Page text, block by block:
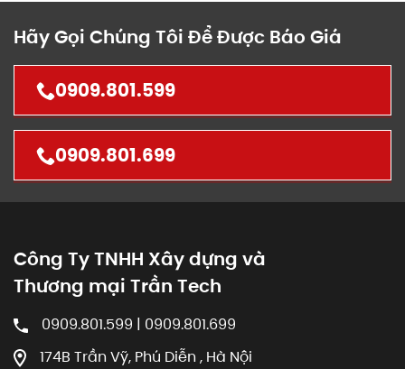
Hãy Gọi Chúng Tôi Để Được Báo Giá
0909.801.599
0909.801.699
Công Ty TNHH Xây dựng và
Thương mại Trần Tech
0909.801.599 | 0909.801.699
174B Trần Vỹ, Phú Diễn , Hà Nội